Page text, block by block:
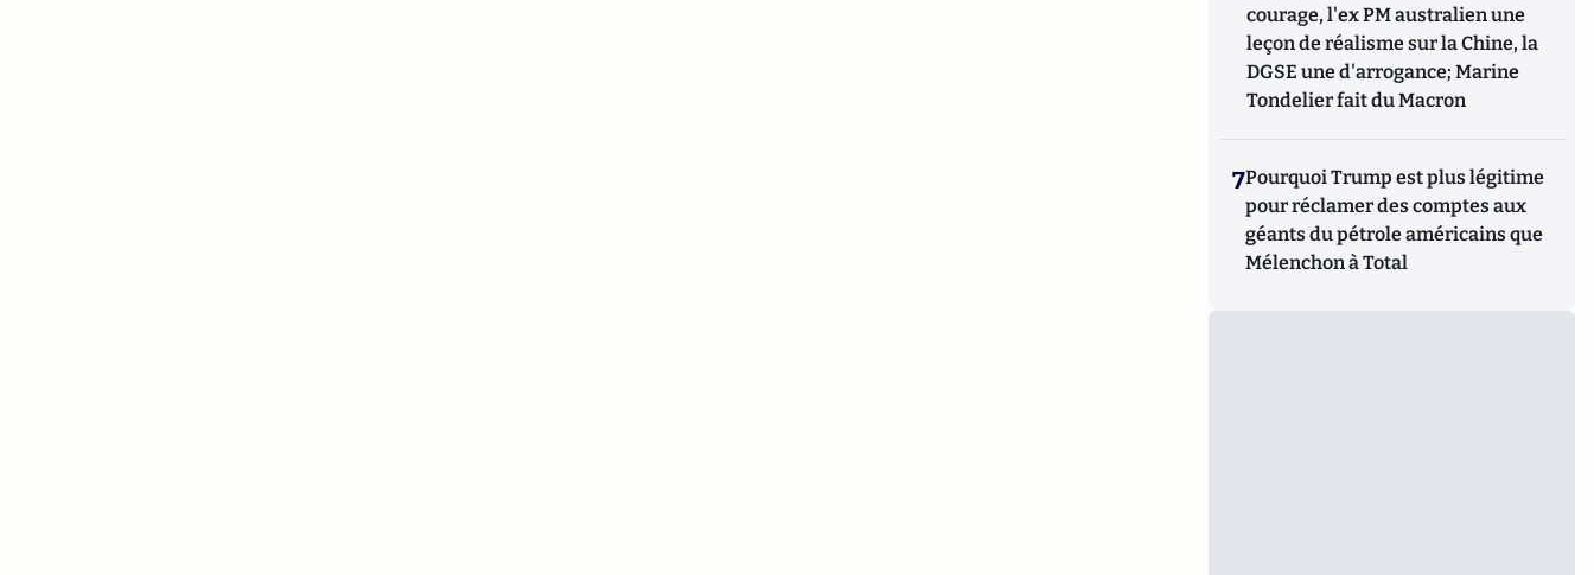
courage, l'ex PM australien une
leçon de réalisme sur la Chine, la
DGSE une d'arrogance; Marine
Tondelier fait du Macron
7Pourquoi Trump est plus légitime
pour réclamer des comptes aux
géants du pétrole américains que
Mélenchon à Total